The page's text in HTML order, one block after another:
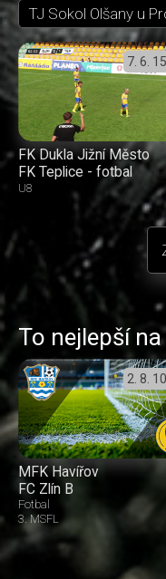
TJ Sokol Olšany u
7. 6.
FK Dukla Jižní Město
FK Teplice - fotbal
U8
To nejlepší
2. 8.
MFK Havířov
FC Zlín B
Fotbal
3. MSFL